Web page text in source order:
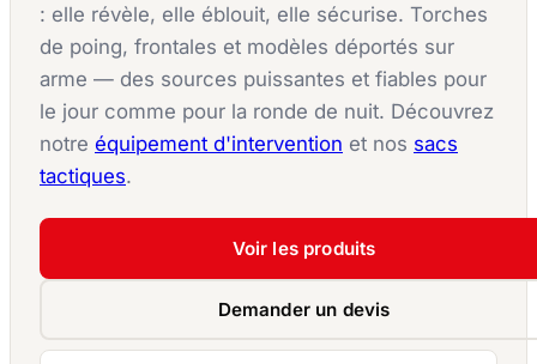
: elle révèle, elle éblouit, elle sécurise. Torches
de poing, frontales et modèles déportés sur
arme — des sources puissantes et fiables pour
le jour comme pour la ronde de nuit. Découvrez
notre équipement d'intervention et nos sacs
tactiques.
Voir les produits
Demander un devis